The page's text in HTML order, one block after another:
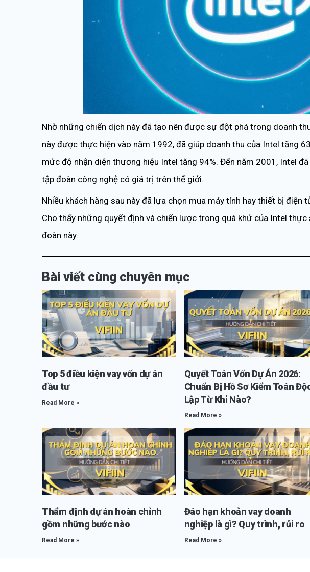
Nhờ những chiến dịch này đã tạo nên được sự đột phá trong doanh
này được thực hiện vào năm 1992, đã giúp doanh thu của Intel tăng
mức độ nhận diện thương hiệu Intel tăng 94%. Đến năm 2001, Intel
tập đoàn công nghệ có giá trị trên thế giới.
Nhiều khách hàng sau này đã lựa chọn mua máy tính hay thiết bị điện
Cho thấy những quyết định và chiến lược trong quá khứ của Intel
đoàn này.
Bài viết cùng chuyên mục
Top 5 điều kiện vay vốn dự án
đầu tư
Read More »
Quyết Toán Vốn Dự Án 2026:
Chuẩn Bị Hồ Sơ Kiểm Toán
Lập Từ Khi Nào?
Read More »
Thẩm định dự án hoàn chỉnh
gồm những bước nào
Read More »
Đáo hạn khoản vay doanh
nghiệp là gì? Quy trình, rủi ro
Read More »